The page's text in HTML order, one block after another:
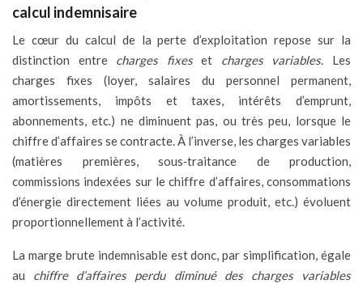
calcul indemnisaire
Le cœur du calcul de la perte d’exploitation repose sur la
distinction entre charges fixeset charges variables. Les
charges fixes (loyer, salaires du personnel permanent,
amortissements, impôts et taxes, intérêts d’emprunt,
abonnements, etc.) ne diminuent pas, ou très peu, lorsque le
chiffre d’affaires se contracte. À l’inverse, les charges variables
(matières premières, sous‑traitance de production,
commissions indexées sur le chiffre d’affaires, consommations
d’énergie directement liées au volume produit, etc.) évoluent
proportionnellement à l’activité.
La marge brute indemnisable est donc, par simplification, égale
au chiffre d’affaires perdu diminué des charges variables